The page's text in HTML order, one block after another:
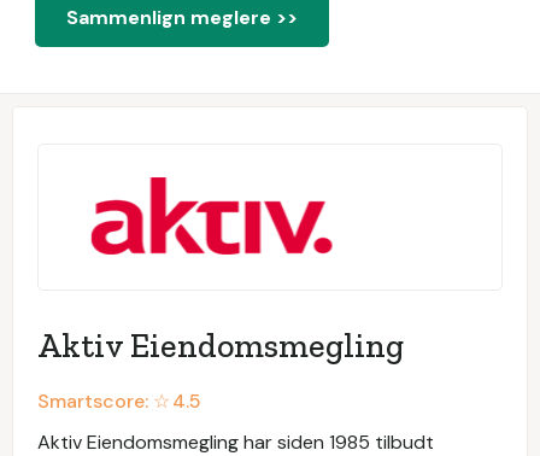
Sammenlign meglere >>
Aktiv Eiendomsmegling
Smartscore: ☆4.5
Aktiv Eiendomsmegling har siden 1985 tilbudt